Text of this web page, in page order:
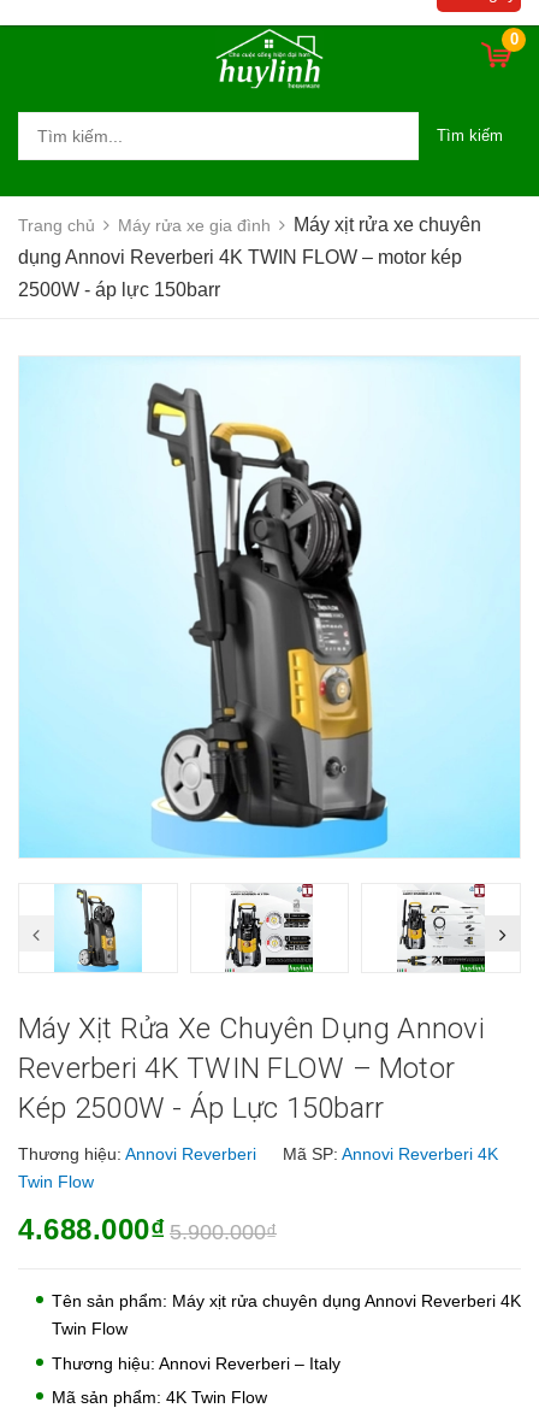
0
Tìm kiếm
Trang chủ Máy rửa xe gia đình
Máy xịt rửa xe chuyên
dụng Annovi Reverberi 4K TWIN FLOW – motor kép
2500W - áp lực 150barr
Máy Xịt Rửa Xe Chuyên Dụng Annovi
Reverberi 4K TWIN FLOW – Motor
Kép 2500W - Áp Lực 150barr
Thương hiệu: Annovi Reverberi Mã SP: Annovi Reverberi 4K
Twin Flow
4.688.000₫ 5.900.000₫
Tên sản phẩm: Máy xịt rửa chuyên dụng Annovi Reverberi 4K
Twin Flow
Thương hiệu: Annovi Reverberi – Italy
Mã sản phẩm: 4K Twin Flow